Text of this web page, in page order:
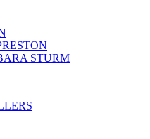
STURM